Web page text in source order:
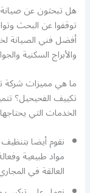
هل تبحثون عن صيانة
توقفوا عن البحث
أفضل فني الصيانة
والأبراج السكنية
ما هي مميزات شركة
تكييف الفحيحيل؟
الخدمات التي
نقوم أيضا
مواد طبيعية
العالقة في